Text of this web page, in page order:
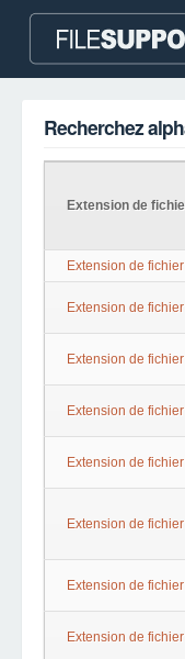
Language
Recherchez
Extension de
Extension de fichier
Extension de fichier
Extension de fichier
Extension de fichier
Extension de fichier
Extension de fichier
Extension de fichier
Extension de fichier